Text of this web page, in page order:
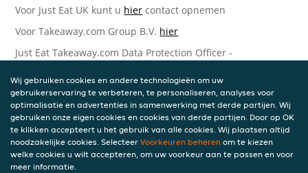
Voor Just Eat UK kunt u hier contact opnemen
Voor Takeaway.com Group B.V. hier
Just Eat Takeaway.com Data Protection Officer -
Piet Heinkade 61
1019 GM Amsterdam
Nederland
Bijgewerkte versies van deze
Privacyverklaring
Wij gebruiken cookies en andere technologieën om uw
gebruikerservaring te verbeteren, te personaliseren, analyses voor
optimalisatie en advertenties in samenwerking met derde partijen. Wij
gebruiken onze eigen cookies en cookies van derde partijen. Door op OK
te klikken accepteert u het gebruik van alle cookies. Wij plaatsen altijd
noodzakelijke cookies. Selecteer Voorkeuren beheren om te kiezen
welke cookies u wilt accepteren, om uw voorkeur aan te passen en voor
meer informatie.